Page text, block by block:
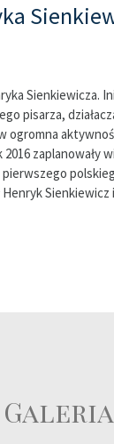
Sienkiewicza.
pisarza,
ogromna
zaplanowały
Galeria